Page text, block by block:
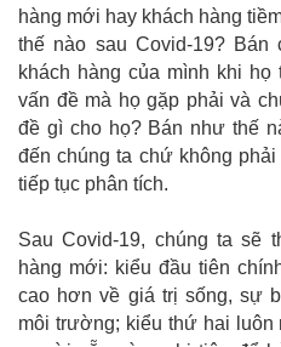
hàng mới hay khách hàng
thế nào sau Covid-19?
khách hàng của mình khi
vấn đề mà họ gặp phải và
đề gì cho họ? Bán như thế
đến chúng ta chứ không
tiếp tục phân tích.
Sau Covid-19, chúng ta sẽ
hàng mới: kiểu đầu tiên
cao hơn về giá trị sống, sự
môi trường; kiểu thứ hai